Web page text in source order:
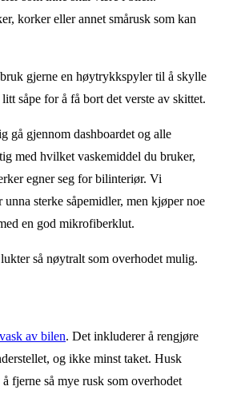
korker eller annet smårusk som kan
gjerne en høytrykkspyler til å skylle
såpe for å få bort det verste av skittet.
gå gjennom dashboardet og alle
med hvilket vaskemiddel du bruker,
egner seg for bilinteriør. Vi
unna sterke såpemidler, men kjøper noe
en god mikrofiberklut.
så nøytralt som overhodet mulig.
av bilen. Det inkluderer å rengjøre
og ikke minst taket. Husk
fjerne så mye rusk som overhodet